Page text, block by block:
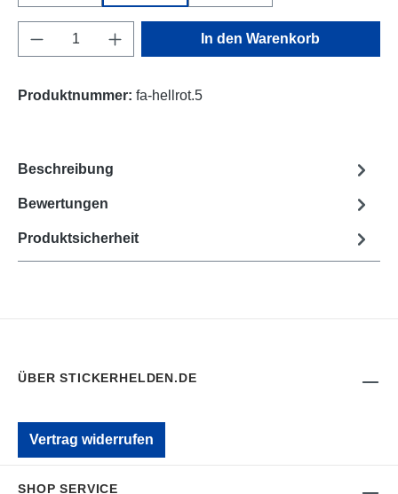
Produkt Anzahl: Gib den gewünschten
In den Warenkorb
Produktnummer: fa-hellrot.5
Beschreibung
Bewertungen
Produktsicherheit
ÜBER STICKERHELDEN.DE
Vertrag widerrufen
SHOP SERVICE